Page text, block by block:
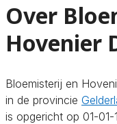
Over
Hovenier
Bloemisterij en
in de provincie
is opgericht op 01-01-